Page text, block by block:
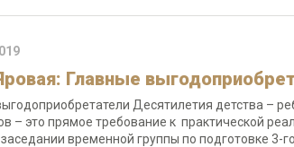
Главные
Десятилетия детства –
– это прямое требование к практической
временной группы по подготовке 3-